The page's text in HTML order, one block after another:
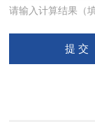
请输入计算结果（